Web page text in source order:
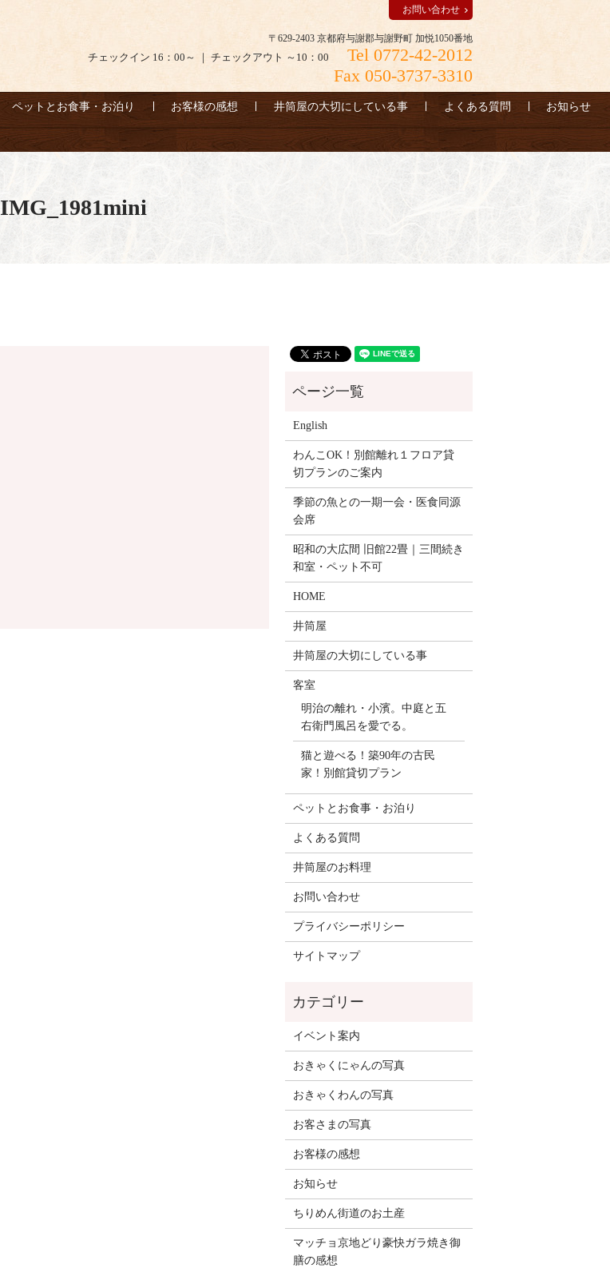
〒629-2403 京都府与謝郡与謝野町 加悦1050番地
チェックイン 16：00～ ｜ チェックアウト ～10：00
Tel 0772-42-2012
Fax 050-3737-3310
お問い合わせ
ペットとお食事・お泊り お客様の感想 井筒屋の大切にしている事 よくある質問 お知らせ
IMG_1981mini
English
わんこOK！別館離れ１フロア貸
切プランのご案内
季節の魚との一期一会・医食同源
会席
昭和の大広間 旧館22畳｜三間続き
和室・ペット不可
HOME
井筒屋
井筒屋の大切にしている事
客室
明治の離れ・小濱。中庭と五
右衛門風呂を愛でる。
猫と遊べる！築90年の古民
家！別館貸切プラン
ペットとお食事・お泊り
よくある質問
井筒屋のお料理
お問い合わせ
プライバシーポリシー
サイトマップ
イベント案内
おきゃくにゃんの写真
おきゃくわんの写真
お客さまの写真
お客様の感想
お知らせ
ちりめん街道のお土産
マッチョ京地どり豪快ガラ焼き御
膳の感想